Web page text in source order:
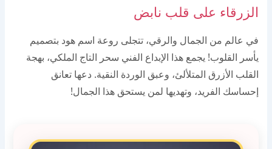
الزرقاء على قلب نابض
في عالم من الجمال والرقي، تتجلى روعة اسم هود بتصميم
يأسر القلوب! يجمع هذا الإبداع الفني سحر التاج الملكي، بهجة
القلب الأزرق المتلألئ، وعبق الوردة النقية. دعها تعانق
إحساسك الفريد، وتهديها لمن يستحق هذا الجمال!